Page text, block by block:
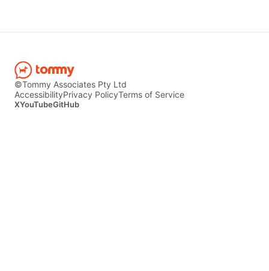
©Tommy Associates Pty Ltd
AccessibilityPrivacy PolicyTerms of Service
XYouTubeGitHub